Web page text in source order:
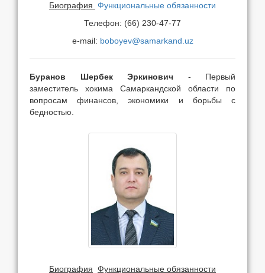
Биография Функциональные обязанности
Телефон: (66) 230-47-77
e-mail: boboyev@samarkand.uz
Буранов Шербек Эркинович - Первый
заместитель хокима Самаркандской области по
вопросам финансов, экономики и борьбы с
бедностью.
Биография Функциональные обязанности